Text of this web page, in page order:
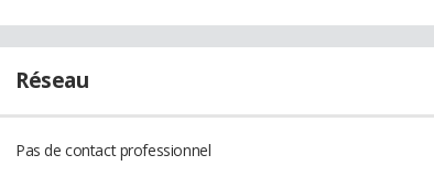
Réseau
Pas de contact professionnel